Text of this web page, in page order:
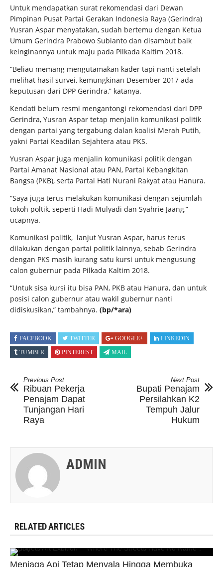
Untuk mendapatkan surat rekomendasi dari Dewan
Pimpinan Pusat Partai Gerakan Indonesia Raya (Gerindra)
Yusran Aspar menyatakan, sudah bertemu dengan Ketua
Umum Gerindra Prabowo Subianto dan disambut baik
keinginannya untuk maju pada Pilkada Kaltim 2018.
“Beliau memang mengutamakan kader tapi nanti setelah
melihat hasil survei, kemungkinan Desember 2017 ada
keputusan dari DPP Gerindra,” katanya.
Kendati belum resmi mengantongi rekomendasi dari DPP
Gerindra, Yusran Aspar tetap menjalin komunikasi politik
dengan partai yang tergabung dalan koalisi Merah Putih,
yakni Partai Keadilan Sejahtera atau PKS.
Yusran Aspar juga menjalin komunikasi politik dengan
Partai Amanat Nasional atau PAN, Partai Kebangkitan
Bangsa (PKB), serta Partai Hati Nurani Rakyat atau Hanura.
“Saya juga terus melakukan komunikasi dengan sejumlah
tokoh poltik, seperti Hadi Mulyadi dan Syahrie Jaang,”
ucapnya.
Komunikasi politik, lanjut Yusran Aspar, harus terus
dilakukan dengan partai politik lainnya, sebab Gerindra
dengan PKS masih kurang satu kursi untuk mengusung
calon gubernur pada Pilkada Kaltim 2018.
“Untuk sisa kursi itu bisa PAN, PKB atau Hanura, dan untuk
posisi calon gubernur atau wakil gubernur nanti
didiskusikan,” tambahnya. (bp/*ara)
FACEBOOK TWITTER GOOGLE+
LINKEDIN
TUMBLR
PINTEREST MAIL
Previous Post
Ribuan Pekerja
Penajam Dapat
Tunjangan Hari
Raya
Next Post
Bupati Penajam
Persilahkan K2
Tempuh Jalur
Hukum
ADMIN
RELATED ARTICLES
Menjaga Api Tetap Menyala Hingga Membuka